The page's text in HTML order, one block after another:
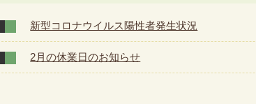
新型コロナウイルス陽性者発生状況
2月の休業日のお知らせ